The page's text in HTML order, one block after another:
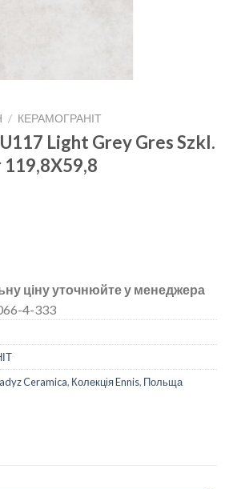
/ КЕРАМОГРАНІТ
Light Grey Gres Szkl.
ціну уточнюйте у менеджера
4-333
Ceramica, Колекція Ennis, Польща